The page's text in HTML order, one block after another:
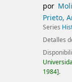
por
Prieto,
Series
Detalles
1984 .